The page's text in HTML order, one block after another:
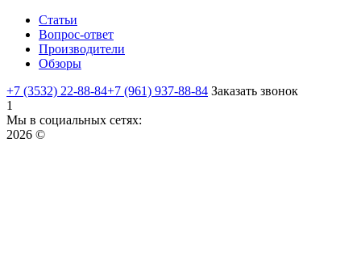
Статьи
Вопрос-ответ
Производители
Обзоры
+7 (3532) 22-88-84+7 (961) 937-88-84 Заказать звонок
1
Мы в социальных сетях:
2026 ©